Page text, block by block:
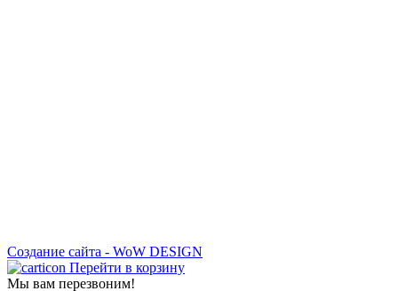
Создание сайта - WoW DESIGN
Перейти в корзину
Мы вам перезвоним!